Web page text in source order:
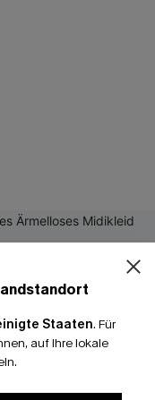
Staaten. Für
auf Ihre lokale